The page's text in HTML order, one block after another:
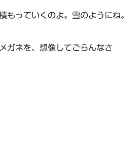
もっていくのよ。雪のようにね。
ガネを、想像してごらんなさ